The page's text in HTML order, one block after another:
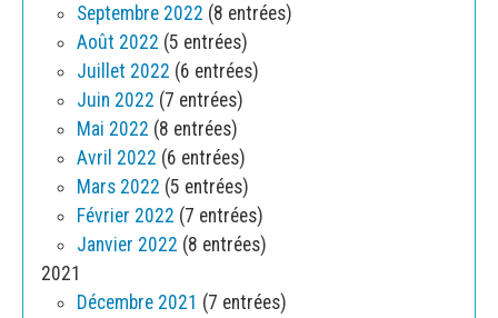
Septembre 2022 (8 entrées)
Août 2022 (5 entrées)
Juillet 2022 (6 entrées)
Juin 2022 (7 entrées)
Mai 2022 (8 entrées)
Avril 2022 (6 entrées)
Mars 2022 (5 entrées)
Février 2022 (7 entrées)
Janvier 2022 (8 entrées)
2021
Décembre 2021 (7 entrées)